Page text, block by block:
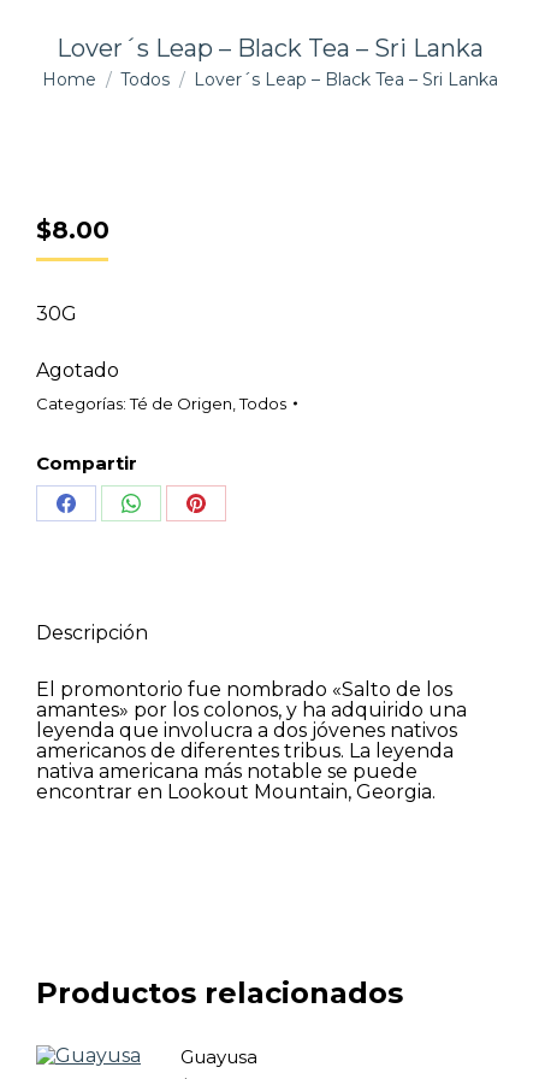
Lover´s Leap – Black Tea – Sri Lanka
You are here:
Home Todos Lover´s Leap – Black Tea – Sri Lanka
$8.00
30G
Agotado
Categorías:Té de Origen ,Todos
Compartir
Share Share Share
Descripción
El promontorio fue nombrado «Salto de los
amantes» por los colonos, y ha adquirido una
leyenda que involucra a dos jóvenes nativos
americanos de diferentes tribus. La leyenda
nativa americana más notable se puede
encontrar en Lookout Mountain, Georgia.
Productos relacionados
Guayusa